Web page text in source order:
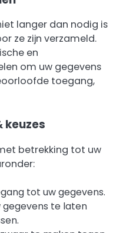
langer dan nodig is
ze zijn verzameld.
en
om uw gegevens
toegang,
keuzes
betrekking tot uw
tot uw gegevens.
te laten